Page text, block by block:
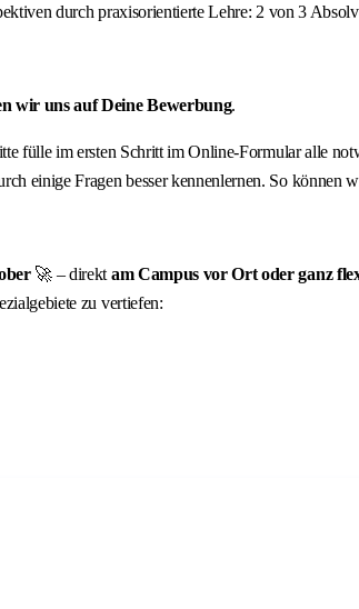
durch praxisorientierte Lehre: 2 von 3
wir uns auf Deine Bewerbung.
fülle im ersten Schritt im Online-Formular alle
einige Fragen besser kennenlernen. So können
🚀 – direkt am Campus vor Ort oder ganz
zu vertiefen: